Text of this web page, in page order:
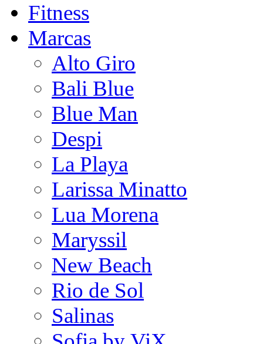
Fitness
Marcas
Alto Giro
Bali Blue
Blue Man
Despi
La Playa
Larissa Minatto
Lua Morena
Maryssil
New Beach
Rio de Sol
Salinas